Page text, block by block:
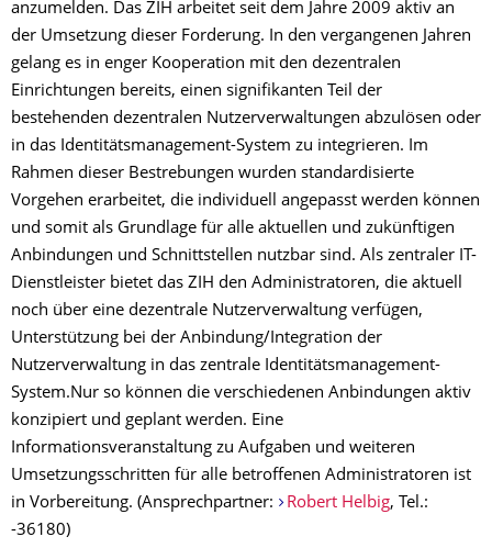
anzumelden. Das ZIH arbeitet seit dem Jahre 2009 aktiv an
der Umsetzung dieser Forderung. In den vergangenen Jahren
gelang es in enger Kooperation mit den dezentralen
Einrichtungen bereits, einen signifikanten Teil der
bestehenden dezentralen Nutzerverwaltungen abzulösen oder
in das Identitätsmanagement-System zu integrieren. Im
Rahmen dieser Bestrebungen wurden standardisierte
Vorgehen erarbeitet, die individuell angepasst werden können
und somit als Grundlage für alle aktuellen und zukünftigen
Anbindungen und Schnittstellen nutzbar sind. Als zentraler IT-
Dienstleister bietet das ZIH den Administratoren, die aktuell
noch über eine dezentrale Nutzerverwaltung verfügen,
Unterstützung bei der Anbindung/Integration der
Nutzerverwaltung in das zentrale Identitätsmanagement-
System.Nur so können die verschiedenen Anbindungen aktiv
konzipiert und geplant werden. Eine
Informationsveranstaltung zu Aufgaben und weiteren
Umsetzungsschritten für alle betroffenen Administratoren ist
in Vorbereitung. (Ansprechpartner: Robert Helbig, Tel.:
-36180)